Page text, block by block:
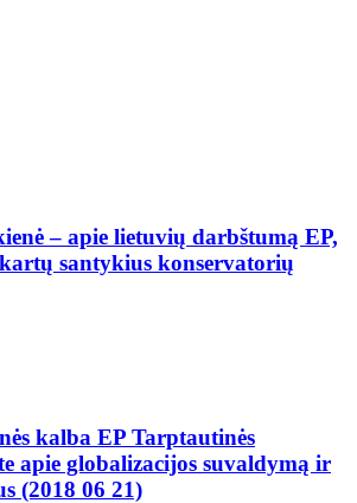
– apie lietuvių darbštumą EP,
santykius konservatorių
kalba EP Tarptautinės
apie globalizacijos suvaldymą ir
(2018 06 21)